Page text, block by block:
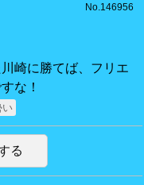
No.146956
崎に勝てば、フリエ
な！
い
る